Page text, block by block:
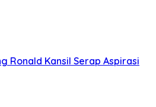
Ronald Kansil Serap Aspirasi